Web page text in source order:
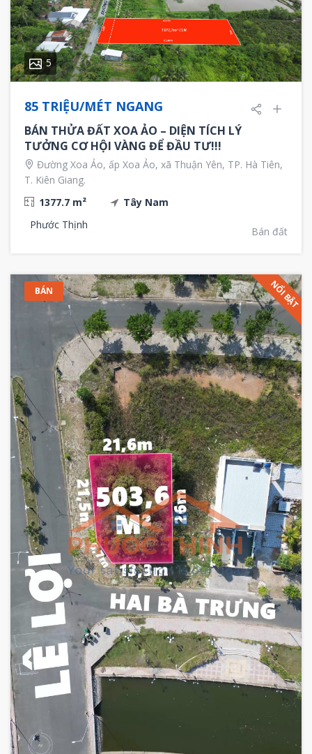
5
85 TRIỆU/MÉT NGANG
BÁN THỬA ĐẤT XOA ẢO – DIỆN TÍCH LÝ
TƯỞNG CƠ HỘI VÀNG ĐỂ ĐẦU TƯ!!!
Đường Xoa Ảo, ấp Xoa Ảo, xã Thuận Yên, TP. Hà Tiên,
T. Kiên Giang.
1377.7 m²
Tây Nam
Phước Thịnh
Bán đất
BÁN NỔI BẬT